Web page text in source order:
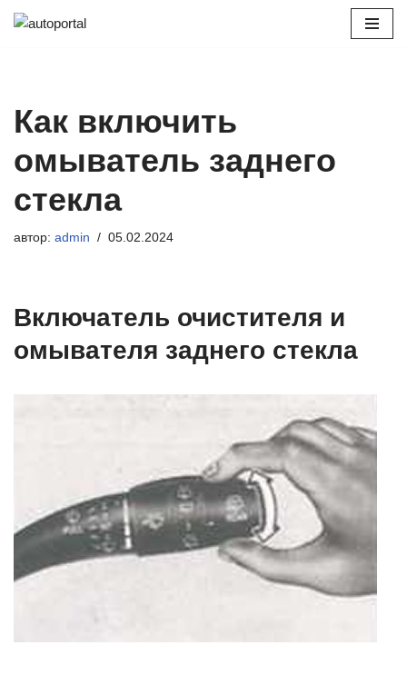
Как включить
омыватель заднего
стекла
автор: admin 05.02.2024
Включатель очистителя и
омывателя заднего стекла